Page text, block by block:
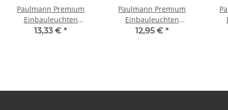
Paulmann Premium
Einbauleuchten
max.50W 230V GU10
13,33 € *
Paulmann Premium
Einbauleuchten
max.50W 230V GU10
12,95 € *